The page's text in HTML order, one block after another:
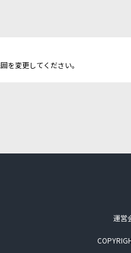
を変更してください。
運営